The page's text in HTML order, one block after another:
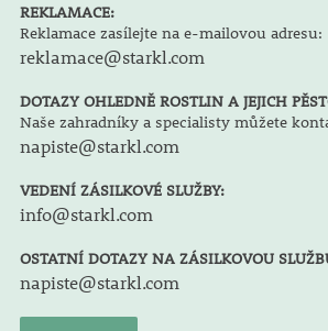
REKLAMACE:
Reklamace zasílejte na e-mailovou adresu:
reklamace@starkl.com
DOTAZY OHLEDNĚ ROSTLIN A JEJICH
Naše zahradníky a specialisty můžete
napiste@starkl.com
VEDENÍ ZÁSILKOVÉ SLUŽBY:
info@starkl.com
OSTATNÍ DOTAZY NA ZÁSILKOVOU
napiste@starkl.com